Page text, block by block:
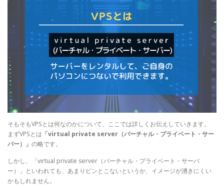
そもそもVPSとは何なのかについて、ここでは詳しくお伝えしていきます。
まずVPSとは 「virtual private server（バーチャル・プライベート・サー
バー）」 の略です。
しかし、「virtual private server（バーチャル・プライベート・サーバ
ー）」といわれても、あまりピンとこないというか、イメージが湧きにくい
かもしれません。